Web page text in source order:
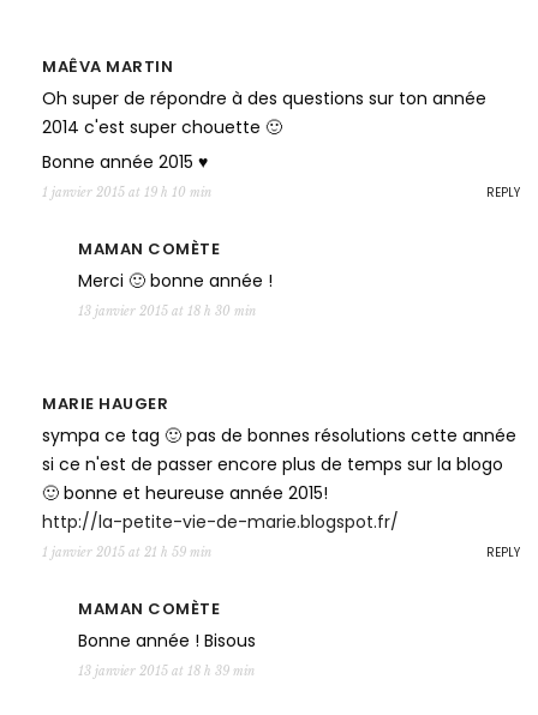
MAÊVA MARTIN
Oh super de répondre à des questions sur ton année
2014 c'est super chouette 🙂
Bonne année 2015 ♥
1 janvier 2015 at 19 h 10 min REPLY
MAMAN COMÈTE
Merci 🙂 bonne année !
13 janvier 2015 at 18 h 30 min
MARIE HAUGER
sympa ce tag 🙂 pas de bonnes résolutions cette année
si ce n'est de passer encore plus de temps sur la blogo
🙂 bonne et heureuse année 2015!
http://la-petite-vie-de-marie.blogspot.fr/
1 janvier 2015 at 21 h 59 min REPLY
MAMAN COMÈTE
Bonne année ! Bisous
13 janvier 2015 at 18 h 39 min